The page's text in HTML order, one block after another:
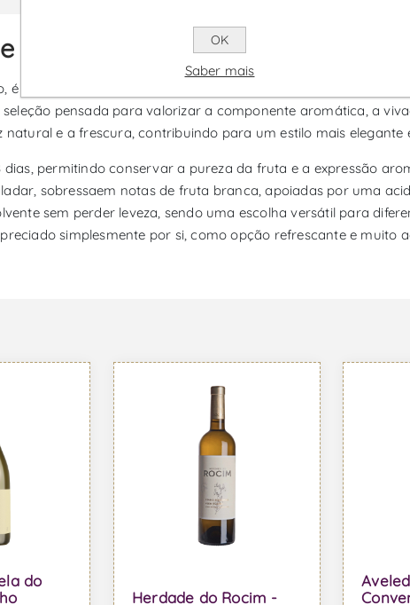
- Vinho Branco
é um vinho branco do Alentejo que expressa o perfil solar da
pensada para valorizar a componente aromática, a
e a frescura, contribuindo para um estilo mais elegante
dias, permitindo conservar a pureza da fruta e a expressão
sobressaem notas de fruta branca, apoiadas por uma
sem perder leveza, sendo uma escolha versátil para
simplesmente por si, como opção refrescante e muito
do
Herdade do Rocim -
OK
Saber mais